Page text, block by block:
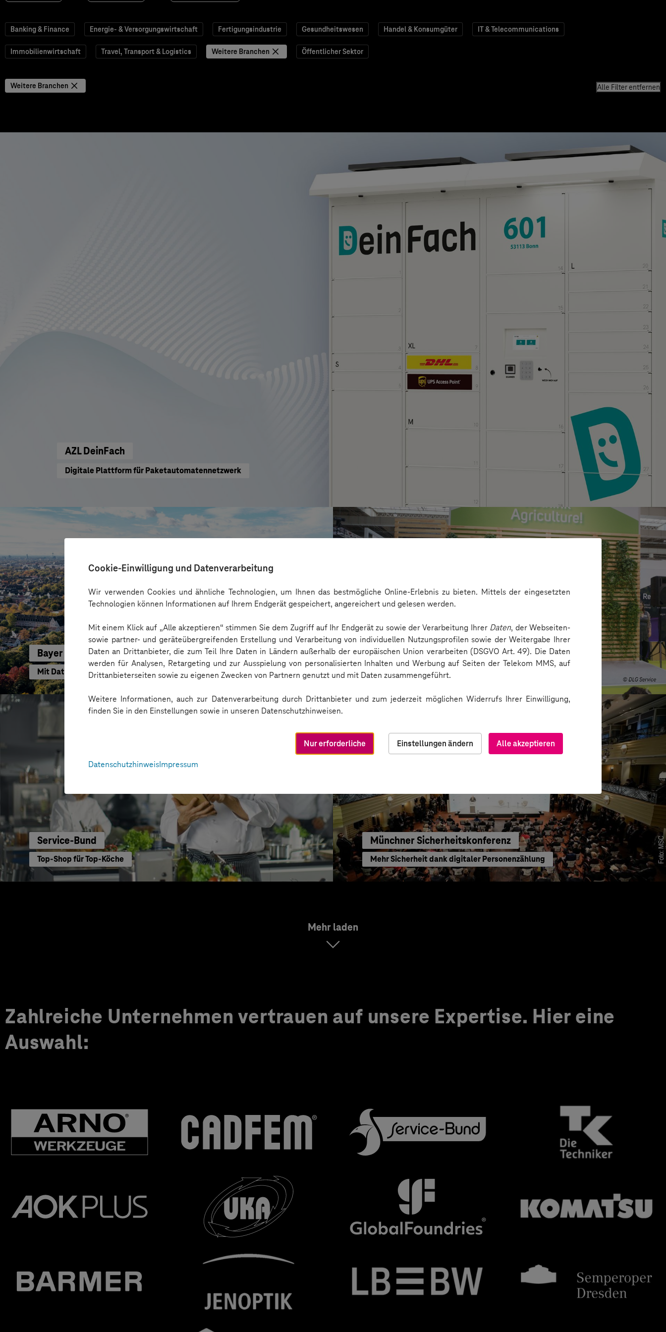
Cookie-Einwilligung und Datenverarbeitung
Wir verwenden Cookies und ähnliche Technologien, um Ihnen das bestmögliche Online-Erlebnis zu bieten. Mittels der eingesetzten
Technologien können Informationen auf Ihrem Endgerät gespeichert, angereichert und gelesen werden.
Mit einem Klick auf „Alle akzeptieren“ stimmen Sie dem Zugriff auf Ihr Endgerät zu sowie der Verarbeitung Ihrer Daten, der Webseiten-
sowie partner- und geräteübergreifenden Erstellung und Verarbeitung von individuellen Nutzungsprofilen sowie der Weitergabe Ihrer
Daten an Drittanbieter, die zum Teil Ihre Daten in Ländern außerhalb der europäischen Union verarbeiten (DSGVO Art. 49). Die Daten
werden für Analysen, Retargeting und zur Ausspielung von personalisierten Inhalten und Werbung auf Seiten der Telekom MMS, auf
Drittanbieterseiten sowie zu eigenen Zwecken von Partnern genutzt und mit Daten zusammengeführt.
Weitere Informationen, auch zur Datenverarbeitung durch Drittanbieter und zum jederzeit möglichen Widerrufs Ihrer Einwilligung,
finden Sie in den Einstellungen sowie in unseren Datenschutzhinweisen.
Alle akzeptieren
Nur erforderliche
Einstellungen ändern
DatenschutzhinweisImpressum
Banking & Finance Energie- & Versorgungswirtschaft Fertigungsindustrie Gesundheitswesen Handel & Konsumgüter IT & Telecommunications
Immobilienwirtschaft Travel, Transport & Logistics Weitere Branchen Öffentlicher Sektor
Weitere Branchen Alle Filter entfernen
AZL DeinFach
Digitale Plattform für Paketautomatennetzwerk
Bayer 04 Leverkusen
Mit Dataverse zum Daten-Champion
DLG Service
Vorträge simultan übersetzen mit KI
Service-Bund
Top-Shop für Top-Köche
Münchner Sicherheitskonferenz
Mehr Sicherheit dank digitaler Personenzählung
Mehr laden
Zahlreiche Unternehmen vertrauen auf unsere Expertise. Hier eine
Auswahl: